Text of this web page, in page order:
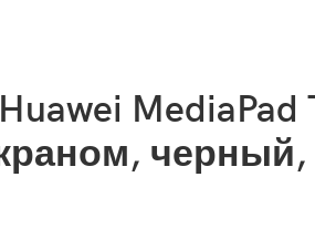
MediaPad
черный,